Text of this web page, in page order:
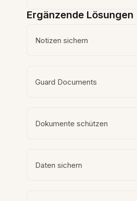
Ergänzende Lösungen
Notizen sichern
Guard Documents
Dokumente schützen
Daten sichern